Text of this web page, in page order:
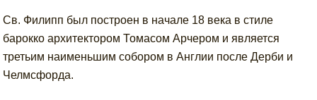
Св. Филипп был построен в начале 18 века в стиле
барокко архитектором Томасом Арчером и является
третьим наименьшим собором в Англии после Дерби и
Челмсфорда.